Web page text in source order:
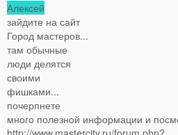
Алексей
зайдите на сайт
Город мастеров...
там обычные
люди делятся
своими
фишками...
почерпнете
много полезной информации и